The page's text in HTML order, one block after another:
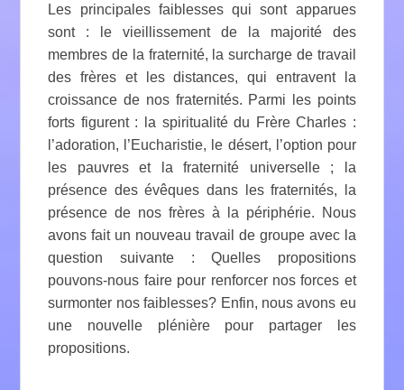
Les principales faiblesses qui sont apparues
sont : le vieillissement de la majorité des
membres de la fraternité, la surcharge de travail
des frères et les distances, qui entravent la
croissance de nos fraternités. Parmi les points
forts figurent : la spiritualité du Frère Charles :
l’adoration, l’Eucharistie, le désert, l’option pour
les pauvres et la fraternité universelle ; la
présence des évêques dans les fraternités, la
présence de nos frères à la périphérie. Nous
avons fait un nouveau travail de groupe avec la
question suivante : Quelles propositions
pouvons-nous faire pour renforcer nos forces et
surmonter nos faiblesses? Enfin, nous avons eu
une nouvelle plénière pour partager les
propositions.